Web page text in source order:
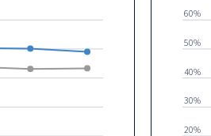
20%
30%
40%
50%
60%